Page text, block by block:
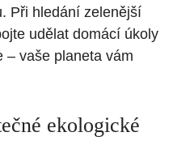
Při hledání zelenější
udělat domácí úkoly
– vaše planeta vám
ekologické